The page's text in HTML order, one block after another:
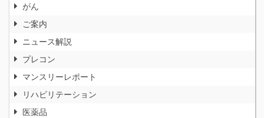
がん
ご案内
ニュース解説
プレコン
マンスリーレポート
リハビリテーション
医薬品